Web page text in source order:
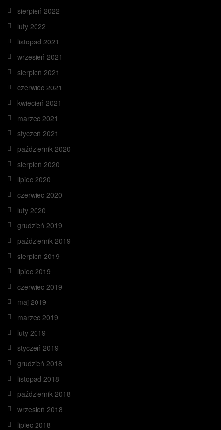
sierpień 2022
luty 2022
listopad 2021
wrzesień 2021
sierpień 2021
czerwiec 2021
kwiecień 2021
marzec 2021
styczeń 2021
październik 2020
sierpień 2020
lipiec 2020
czerwiec 2020
luty 2020
grudzień 2019
październik 2019
sierpień 2019
lipiec 2019
czerwiec 2019
maj 2019
marzec 2019
luty 2019
styczeń 2019
grudzień 2018
listopad 2018
październik 2018
wrzesień 2018
lipiec 2018